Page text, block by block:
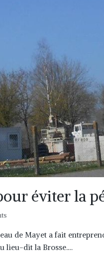
éviter la
de Mayet a fait
lieu-dit la Brosse.…